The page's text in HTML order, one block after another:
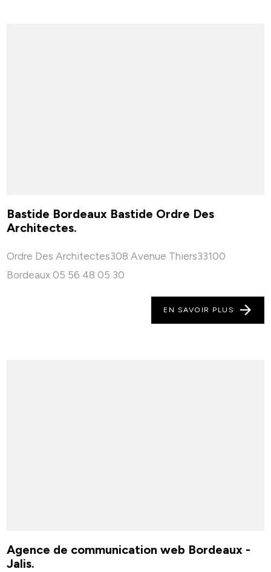
Bastide Bordeaux Bastide Ordre Des
Architectes.
Ordre Des Architectes308 Avenue Thiers33100
Bordeaux 05 56 48 05 30
EN SAVOIR PLUS
Agence de communication web Bordeaux -
Jalis.